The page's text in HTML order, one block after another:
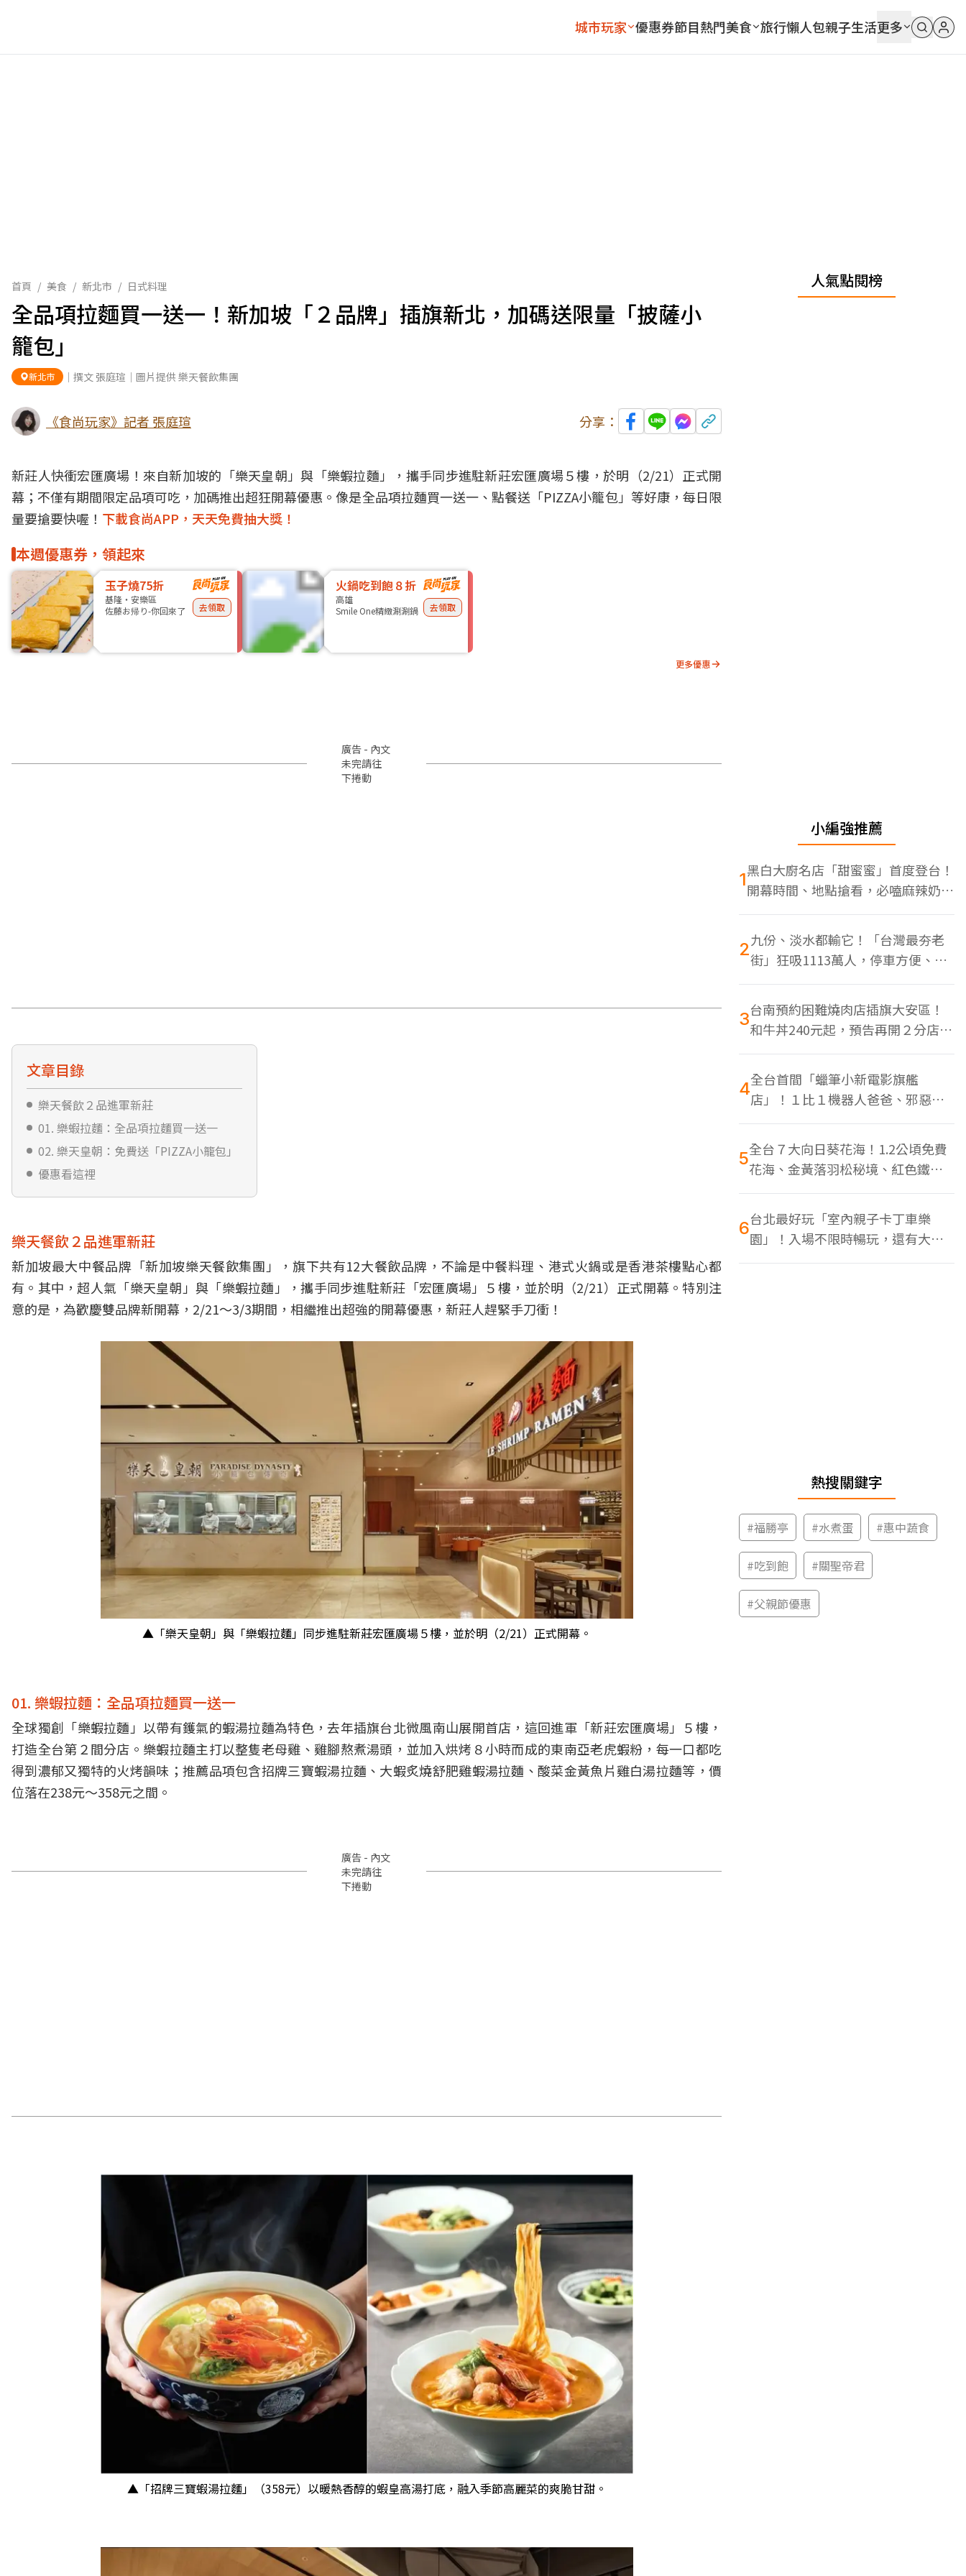
城市玩家 優惠券節目熱門美食 旅行懶人包親子生活更多
首頁 / 美食 / 新北市 / 日式料理
全品項拉麵買一送一！新加坡「２品牌」插旗新北，加碼送限量「披薩小
籠包」
新北市 ｜撰文 張庭瑄｜圖片提供 樂天餐飲集團
《食尚玩家》記者 張庭瑄 分享：
新莊人快衝宏匯廣場！來自新加坡的「樂天皇朝」與「樂蝦拉麵」，攜手同步進駐新莊宏匯廣場５樓，於明（2/21）正式開
幕；不僅有期間限定品項可吃，加碼推出超狂開幕優惠。像是全品項拉麵買一送一、點餐送「PIZZA小籠包」等好康，每日限
量要搶要快喔！ 下載食尚APP，天天免費抽大獎！
本週優惠券，領起來
玉子燒75折
基隆・安樂區
佐藤お帰り-你回來了
去領取
火鍋吃到飽８折
高雄
Smile One精緻涮涮鍋
去領取
更多優惠
廣告 - 內文
未完請往
下捲動
文章目錄
樂天餐飲２品進軍新莊
01. 樂蝦拉麵：全品項拉麵買一送一
02. 樂天皇朝：免費送「PIZZA小籠包」
優惠看這裡
樂天餐飲２品進軍新莊
新加坡最大中餐品牌「新加坡樂天餐飲集團」，旗下共有12大餐飲品牌，不論是中餐料理、港式火鍋或是香港茶樓點心都
有。其中，超人氣「樂天皇朝」與「樂蝦拉麵」，攜手同步進駐新莊「宏匯廣場」５樓，並於明（2/21）正式開幕。特別注
意的是，為歡慶雙品牌新開幕，2/21～3/3期間，相繼推出超強的開幕優惠，新莊人趕緊手刀衝！
▲「樂天皇朝」與「樂蝦拉麵」同步進駐新莊宏匯廣場５樓，並於明（2/21）正式開幕。
01. 樂蝦拉麵：全品項拉麵買一送一
全球獨創「樂蝦拉麵」以帶有鑊氣的蝦湯拉麵為特色，去年插旗台北微風南山展開首店，這回進軍「新莊宏匯廣場」５樓，
打造全台第２間分店。樂蝦拉麵主打以整隻老母雞、雞腳熬煮湯頭，並加入烘烤８小時而成的東南亞老虎蝦粉，每一口都吃
得到濃郁又獨特的火烤韻味；推薦品項包含招牌三寶蝦湯拉麵、大蝦炙燒舒肥雞蝦湯拉麵、酸菜金黃魚片雞白湯拉麵等，價
位落在238元～358元之間。
廣告 - 內文
未完請往
下捲動
▲「招牌三寶蝦湯拉麵」（358元）以暖熱香醇的蝦皇高湯打底，融入季節高麗菜的爽脆甘甜。
人氣點閱榜
小編強推薦
1黑白大廚名店「甜蜜蜜」首度登台！
開幕時間、地點搶看，必嗑麻辣奶油
蝦
2九份、淡水都輸它！「台灣最夯老
街」狂吸1113萬人，停車方便、特
色美食多
3台南預約困難燒肉店插旗大安區！
和牛丼240元起，預告再開２分店、
地點曝光
4全台首間「蠟筆小新電影旗艦
店」！１比１機器人爸爸、邪惡正
男，百款周邊買翻
5全台７大向日葵花海！1.2公頃免費
花海、金黃落羽松秘境、紅色鐵橋
同框
6台北最好玩「室內親子卡丁車樂
園」！入場不限時暢玩，還有大螢
幕Switch遊戲區
熱搜關鍵字
#福勝亭 #水煮蛋 #惠中蔬食
#吃到飽 #關聖帝君
#父親節優惠